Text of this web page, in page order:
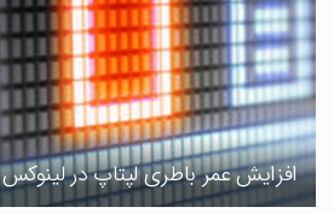
افزایش عمر باطری لپتاپ در لینوکس